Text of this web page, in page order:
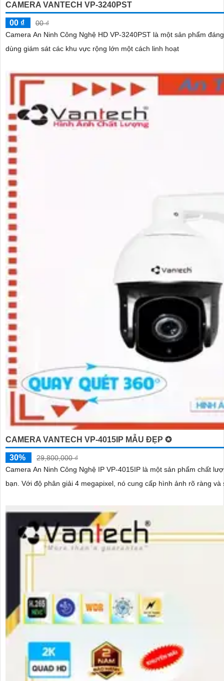
CAMERA VANTECH VP-3240PST
00 ₫
00 ₫
Camera An Ninh Công Nghệ HD VP-3240PST là một sản phẩm đáng chú ý trong ngành công
dùng giám sát các khu vực rộng lớn một cách linh hoạt
CAMERA VANTECH VP-4015IP MẪU ĐẸP ✪
30%
29,800,000 ₫
Camera An Ninh Công Nghệ IP VP-4015IP là một sản phẩm chất
bạn. Với độ phân giải 4 megapixel, nó cung cấp hình ảnh rõ ràng